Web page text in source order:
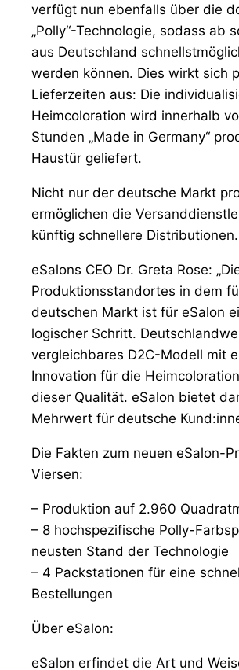
verfügt nun ebenfalls über die
„Polly“-Technologie, sodass ab
aus Deutschland
werden können. Dies wirkt sich
Lieferzeiten aus: Die
Heimcoloration wird innerhalb
Stunden „Made in Germany“
Haustür geliefert.
Nicht nur der deutsche Markt
ermöglichen die
künftig schnellere Distributionen.
eSalons CEO Dr. Greta Rose:
Produktionsstandortes in dem
deutschen Markt ist für eSalon
logischer Schritt.
vergleichbares D2C-Modell mit
Innovation für die
dieser Qualität. eSalon bietet
Mehrwert für deutsche
Die Fakten zum neuen eSalon-
Viersen:
– Produktion auf 2.960
– 8 hochspezifische Polly-
neusten Stand der Technologie
– 4 Packstationen für eine
Bestellungen
Über eSalon:
eSalon erfindet die Art und